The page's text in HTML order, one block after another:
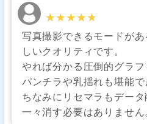
★★★★★
★★★★★
写真撮影できるモードが
しいクオリティです。
やれば分かる圧倒的グラフ
パンチラや乳揺れも堪能
ちなみにリセマラもデー
一々消す必要はありません